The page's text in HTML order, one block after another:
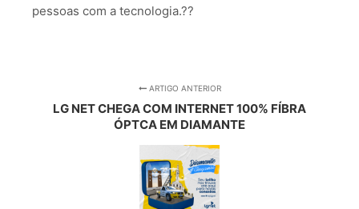
pessoas com a tecnologia.??
ARTIGO ANTERIOR
LG NET CHEGA COM INTERNET 100% FÍBRA
ÓPTCA EM DIAMANTE